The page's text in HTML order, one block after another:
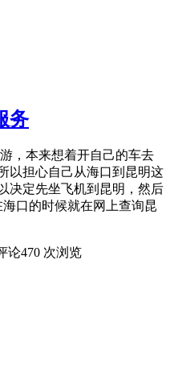
务
，本来想着开自己的车去
以担心自己从海口到昆明这
决定先坐飞机到昆明，然后
口的时候就在网上查询昆
论470 次浏览